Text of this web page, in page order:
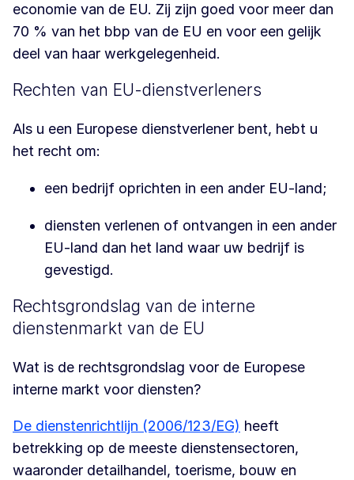
economie van de EU. Zij zijn goed voor meer dan
70 % van het bbp van de EU en voor een gelijk
deel van haar werkgelegenheid.
Rechten van EU-dienstverleners
Als u een Europese dienstverlener bent, hebt u
het recht om:
een bedrijf oprichten in een ander EU-land;
diensten verlenen of ontvangen in een ander
EU-land dan het land waar uw bedrijf is
gevestigd.
Rechtsgrondslag van de interne
dienstenmarkt van de EU
Wat is de rechtsgrondslag voor de Europese
interne markt voor diensten?
De dienstenrichtlijn (2006/123/EG) heeft
betrekking op de meeste dienstensectoren,
waaronder detailhandel, toerisme, bouw en